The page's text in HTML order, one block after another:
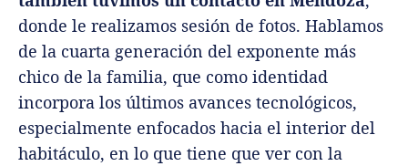
donde le realizamos sesión de fotos. Hablamos
de la cuarta generación del exponente más
chico de la familia, que como identidad
incorpora los últimos avances tecnológicos,
especialmente enfocados hacia el interior del
habitáculo, en lo que tiene que ver con la